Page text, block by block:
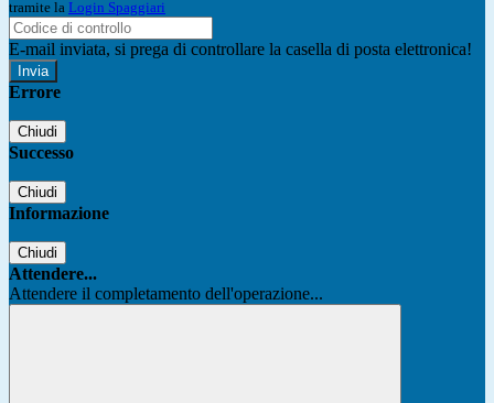
tramite la Login Spaggiari
E-mail inviata, si prega di controllare la casella di posta elettronica!
Errore
Chiudi
Successo
Chiudi
Informazione
Chiudi
Attendere...
Attendere il completamento dell'operazione...